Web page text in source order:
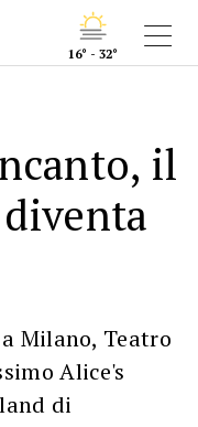
16° - 32°
il
Milano, Teatro
Alice's
di